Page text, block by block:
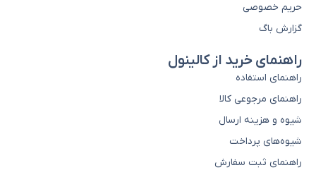
حریم خصوصی
گزارش باگ
راهنمای خرید از کالینول
راهنمای استفاده
راهنمای مرجوعی کالا
شیوه و هزینه ارسال
شیوه‌های پرداخت
راهنمای ثبت سفارش